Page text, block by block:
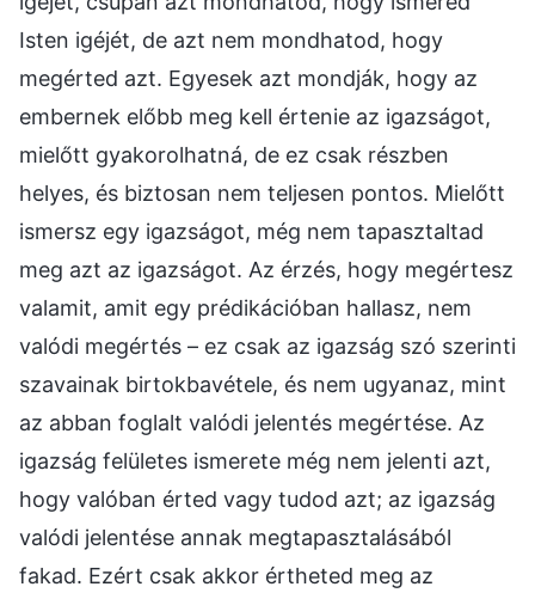
Isten igéjét, de azt nem mondhatod, hogy
megérted azt. Egyesek azt mondják, hogy az
embernek előbb meg kell értenie az igazságot,
mielőtt gyakorolhatná, de ez csak részben
helyes, és biztosan nem teljesen pontos. Mielőtt
ismersz egy igazságot, még nem tapasztaltad
meg azt az igazságot. Az érzés, hogy megértesz
valamit, amit egy prédikációban hallasz, nem
valódi megértés – ez csak az igazság szó szerinti
szavainak birtokbavétele, és nem ugyanaz, mint
az abban foglalt valódi jelentés megértése. Az
igazság felületes ismerete még nem jelenti azt,
hogy valóban érted vagy tudod azt; az igazság
valódi jelentése annak megtapasztalásából
fakad. Ezért csak akkor értheted meg az